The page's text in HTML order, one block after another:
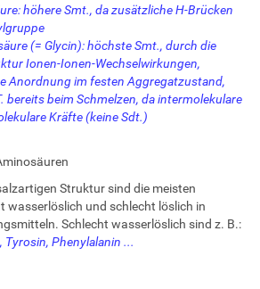
höhere Smt., da zusätzliche H-Brücken
(= Glycin): höchste Smt., durch die
Ionen-Ionen-Wechselwirkungen,
Anordnung im festen Aggregatzustand,
bereits beim Schmelzen, da intermolekulare
Kräfte (keine Sdt.)
Struktur sind die meisten
wasserlöslich und schlecht löslich in
Schlecht wasserlöslich sind z. B.:
Tyrosin, Phenylalanin ...